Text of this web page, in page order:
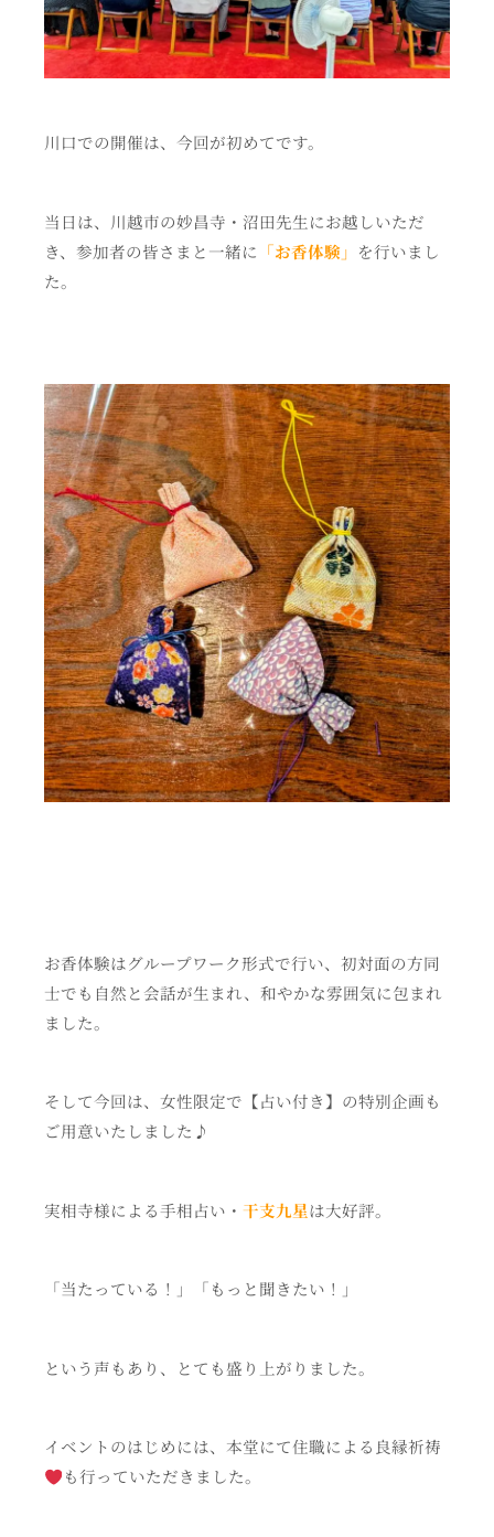
川口での開催は、今回が初めてです。
当日は、川越市の妙昌寺・沼田先生にお越しいただ
き、参加者の皆さまと一緒に 「お香体験」 を行いまし
た。
お香体験はグループワーク形式で行い、初対面の方同
士でも自然と会話が生まれ、和やかな雰囲気に包まれ
ました。
そして今回は、女性限定で【占い付き】の特別企画も
ご用意いたしました♪
実相寺様による手相占い・ 干支九星は大好評。
「当たっている！」「もっと聞きたい！」
という声もあり、とても盛り上がりました。
イベントのはじめには、本堂にて住職による良縁祈祷
も行っていただきました。